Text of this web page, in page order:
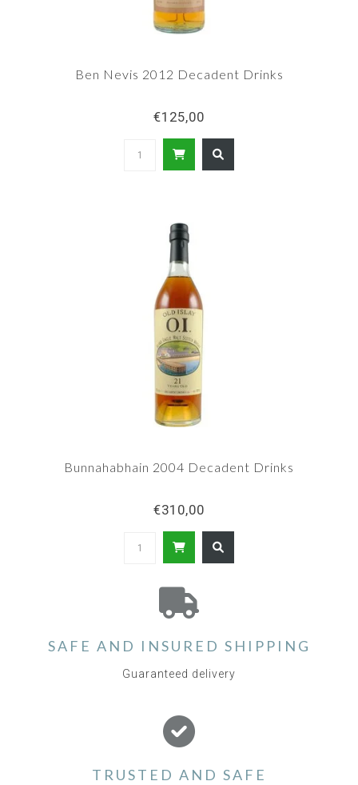
Ben Nevis 2012 Decadent Drinks
€125,00
Bunnahabhain 2004 Decadent Drinks
€310,00
SAFE AND INSURED SHIPPING
Guaranteed delivery
TRUSTED AND SAFE